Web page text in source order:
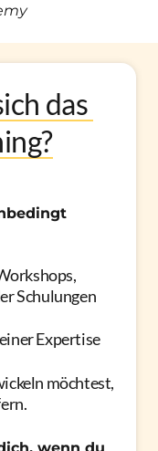
Schulungen
Expertise
möchtest,